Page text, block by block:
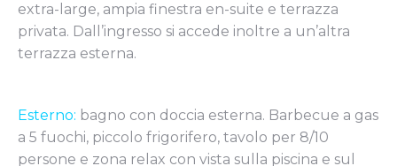
extra-large, ampia finestra en-suite e terrazza
privata. Dall’ingresso si accede inoltre a un’altra
terrazza esterna.
Esterno: bagno con doccia esterna. Barbecue a gas
a 5 fuochi, piccolo frigorifero, tavolo per 8/10
persone e zona relax con vista sulla piscina e sul